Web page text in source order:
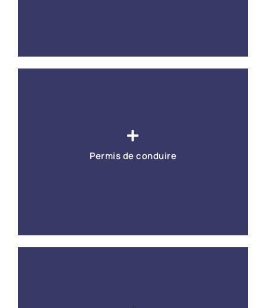
ans, celle d'un enfant mineur est valable 5 ans.
En savoir +
Permis de conduire